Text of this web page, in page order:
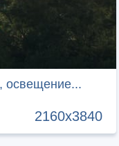
освещение...
2160x3840